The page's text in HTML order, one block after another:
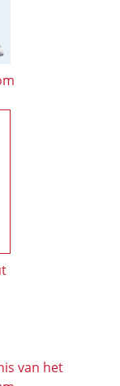
van het